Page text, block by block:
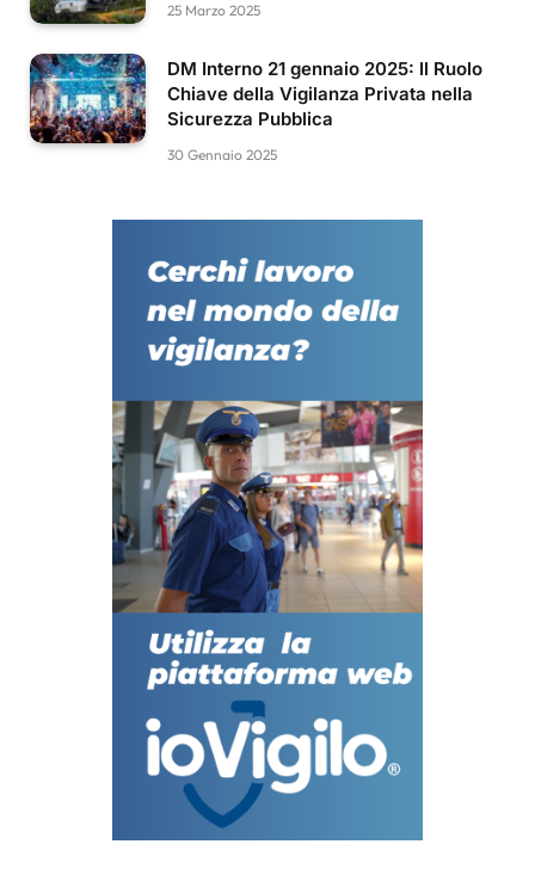
25 Marzo 2025
DM Interno 21 gennaio 2025: Il Ruolo
Chiave della Vigilanza Privata nella
Sicurezza Pubblica
30 Gennaio 2025